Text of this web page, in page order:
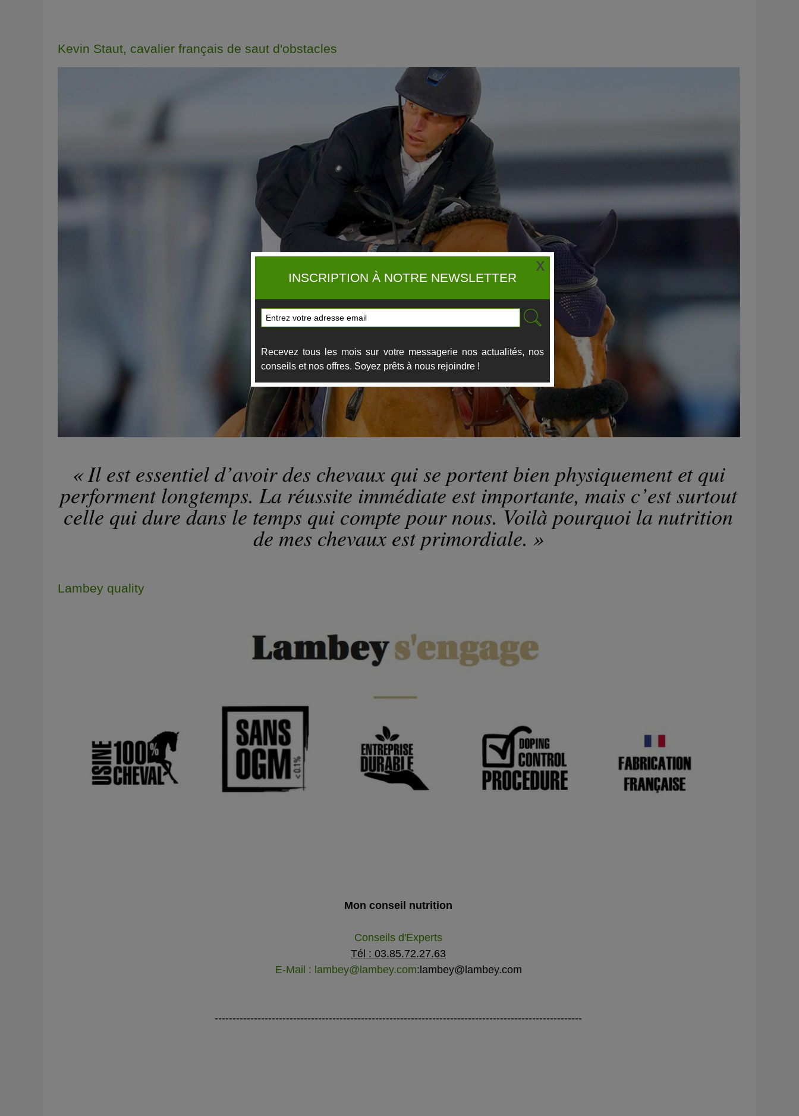
Kevin Staut, cavalier français de saut d'obstacles
« Il est essentiel d’avoir des chevaux qui se portent bien physiquement et qui
performent longtemps. La réussite immédiate est importante, mais c’est surtout
celle qui dure dans le temps qui compte pour nous. Voilà pourquoi la nutrition
de mes chevaux est primordiale. »
Lambey quality
Mon conseil nutrition
Conseils d'Experts
Tél : 03.85.72.27.63
E-Mail : lambey@lambey.com:lambey@lambey.com
-------------------------------------------------------------------------------------------------------
INSCRIPTION À NOTRE NEWSLETTER
Recevez tous les mois sur votre messagerie nos actualités, nos
conseils et nos offres. Soyez prêts à nous rejoindre !